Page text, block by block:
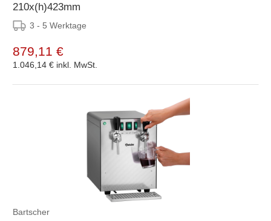
210x(h)423mm
3 - 5 Werktage
879,11 €
1.046,14 € inkl. MwSt.
Bartscher